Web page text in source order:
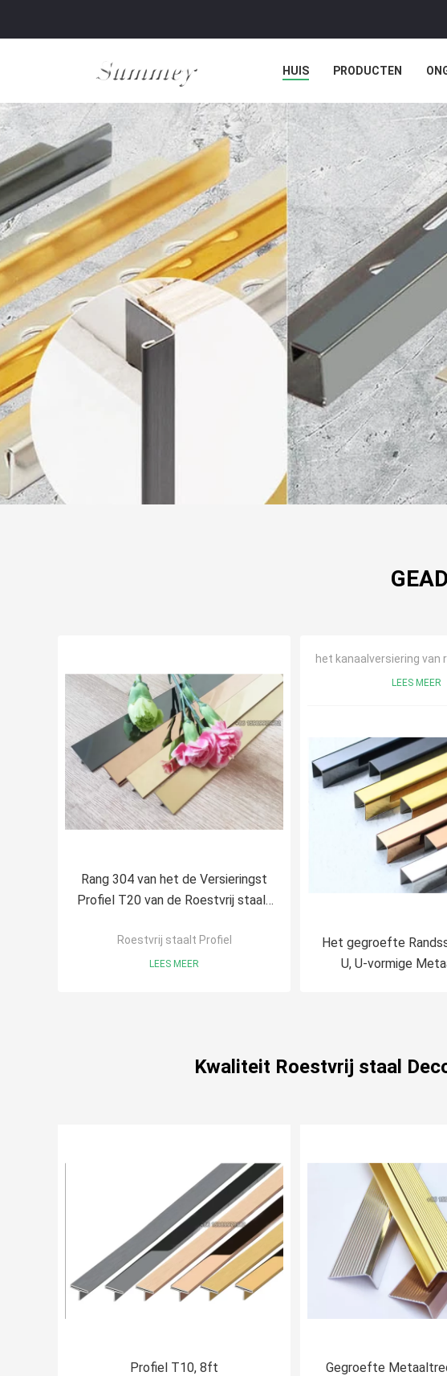
HUIS PRODUCTEN
Rang 304 van het de Versieringst
Profiel T20 van de Roestvrij staalt
Spiegelti
Roestvrij staalt Profiel
LEES MEER
het kanaalversiering van
LEES MEER
Het gegroefte
U, U-vormige
Kwaliteit Roestvrij staal
Profiel T10, 8ft
Gegroefte